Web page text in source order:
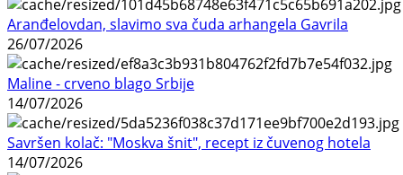
Aranđelovdan, slavimo sva čuda arhangela Gavrila
26/07/2026
Maline - crveno blago Srbije
14/07/2026
Savršen kolač: "Moskva šnit", recept iz čuvenog hotela
14/07/2026